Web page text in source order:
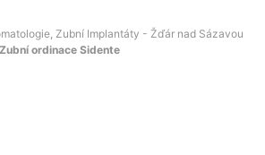
Zubní Implantáty - Žďár nad Sázavou
ordinace Sidente